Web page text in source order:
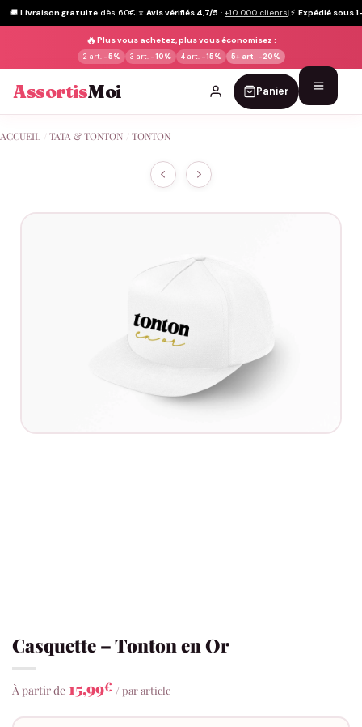
🚚 Livraison gratuite dès 60€|⭐ Avis vérifiés 4,7/5 · +10 000 clients|⚡ Expédié sous
🔥Plus vous achetez, plus vous économisez :
2 art. -5% 3 art. -10% 4 art. -15% 5+ art. -20%
AssortisMoi Panier
au
ACCUEIL TATA & TONTON TONTON
Casquette – Tonton en Or
À partir de 15,99€ / par article